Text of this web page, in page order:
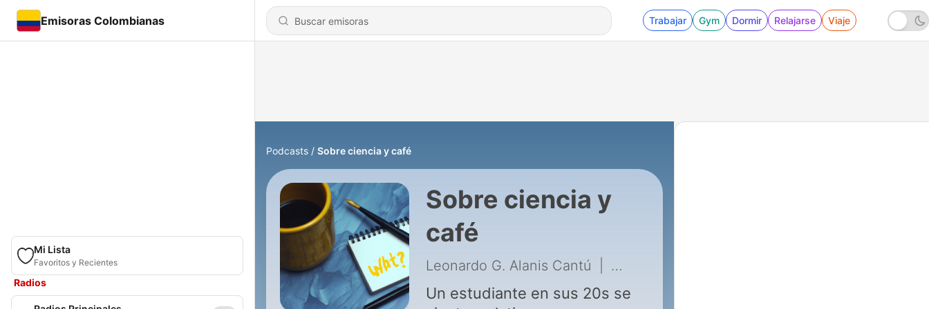
Emisoras Colombianas Trabajar Gym Dormir Relajarse Viaje
Mi Lista
Favoritos y Recientes
Radios
Podcasts Sobre ciencia y café
Sobre ciencia y
café
Leonardo G. Alanis Cantú 13 - 13. José Alberto de la Paz - Relojes
Un estudiante en sus 20s se